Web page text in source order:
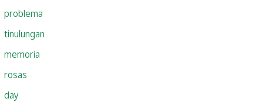
problema
tinulungan
memoria
rosas
day